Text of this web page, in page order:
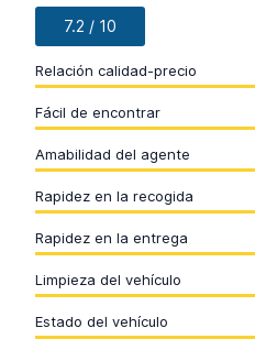
7.2 / 10
Relación calidad-precio
Fácil de encontrar
Amabilidad del agente
Rapidez en la recogida
Rapidez en la entrega
Limpieza del vehículo
Estado del vehículo